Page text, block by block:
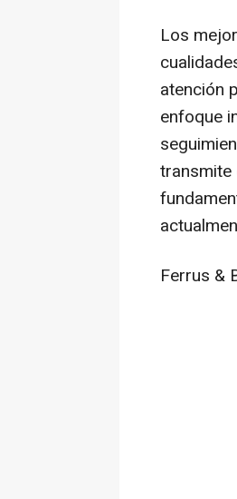
Los
atención
enfoque
transmite
Ferrus &